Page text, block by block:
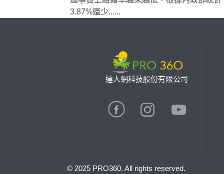
3.87%還少......
達人網科技股份有限公司
© 2025 PRO360. All rights reserved.